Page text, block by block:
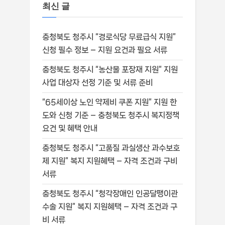
최신 글
충청북도 청주시 “경로식당 무료급식 지원”
신청 필수 정보 – 지원 요건과 필요 서류
충청북도 청주시 “농산물 포장재 지원” 지원
사업 대상자 선정 기준 및 서류 준비
“65세이상 노인 약제비 쿠폰 지원” 지원 한
도와 신청 기준 – 충청북도 청주시 복지정책
요건 및 혜택 안내
충청북도 청주시 “고품질 과실생산 과수보호
제 지원” 복지 지원혜택 – 자격 조건과 구비
서류
충청북도 청주시 “청각장애인 인공달팽이관
수술 지원” 복지 지원혜택 – 자격 조건과 구
비 서류